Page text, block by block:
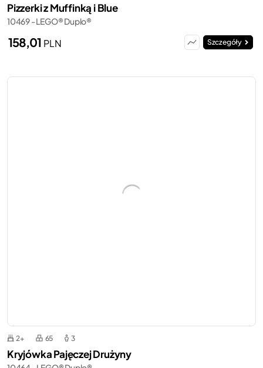
Pizzerki z Muffinką i Blue
10469 - LEGO® Duplo®
158,01 PLN Szczegóły
2+ 65 3
Kryjówka Pajęczej Drużyny